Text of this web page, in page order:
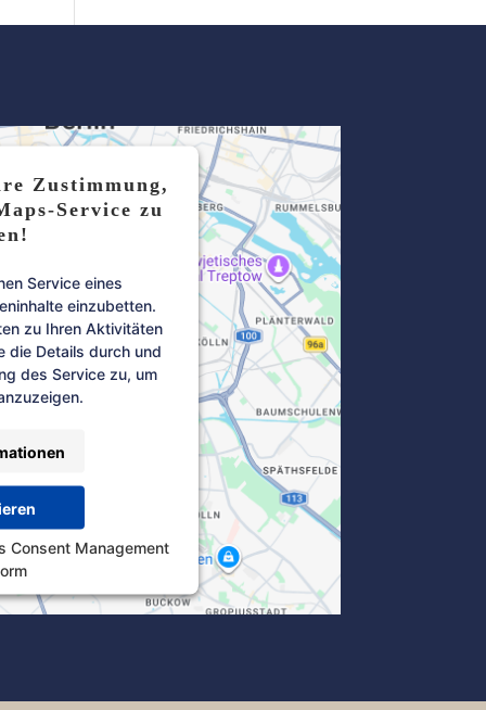
Zustimmung,
Service zu
Service eines
einzubetten.
zu Ihren Aktivitäten
die Details durch und
des Service zu, um
Consent Management